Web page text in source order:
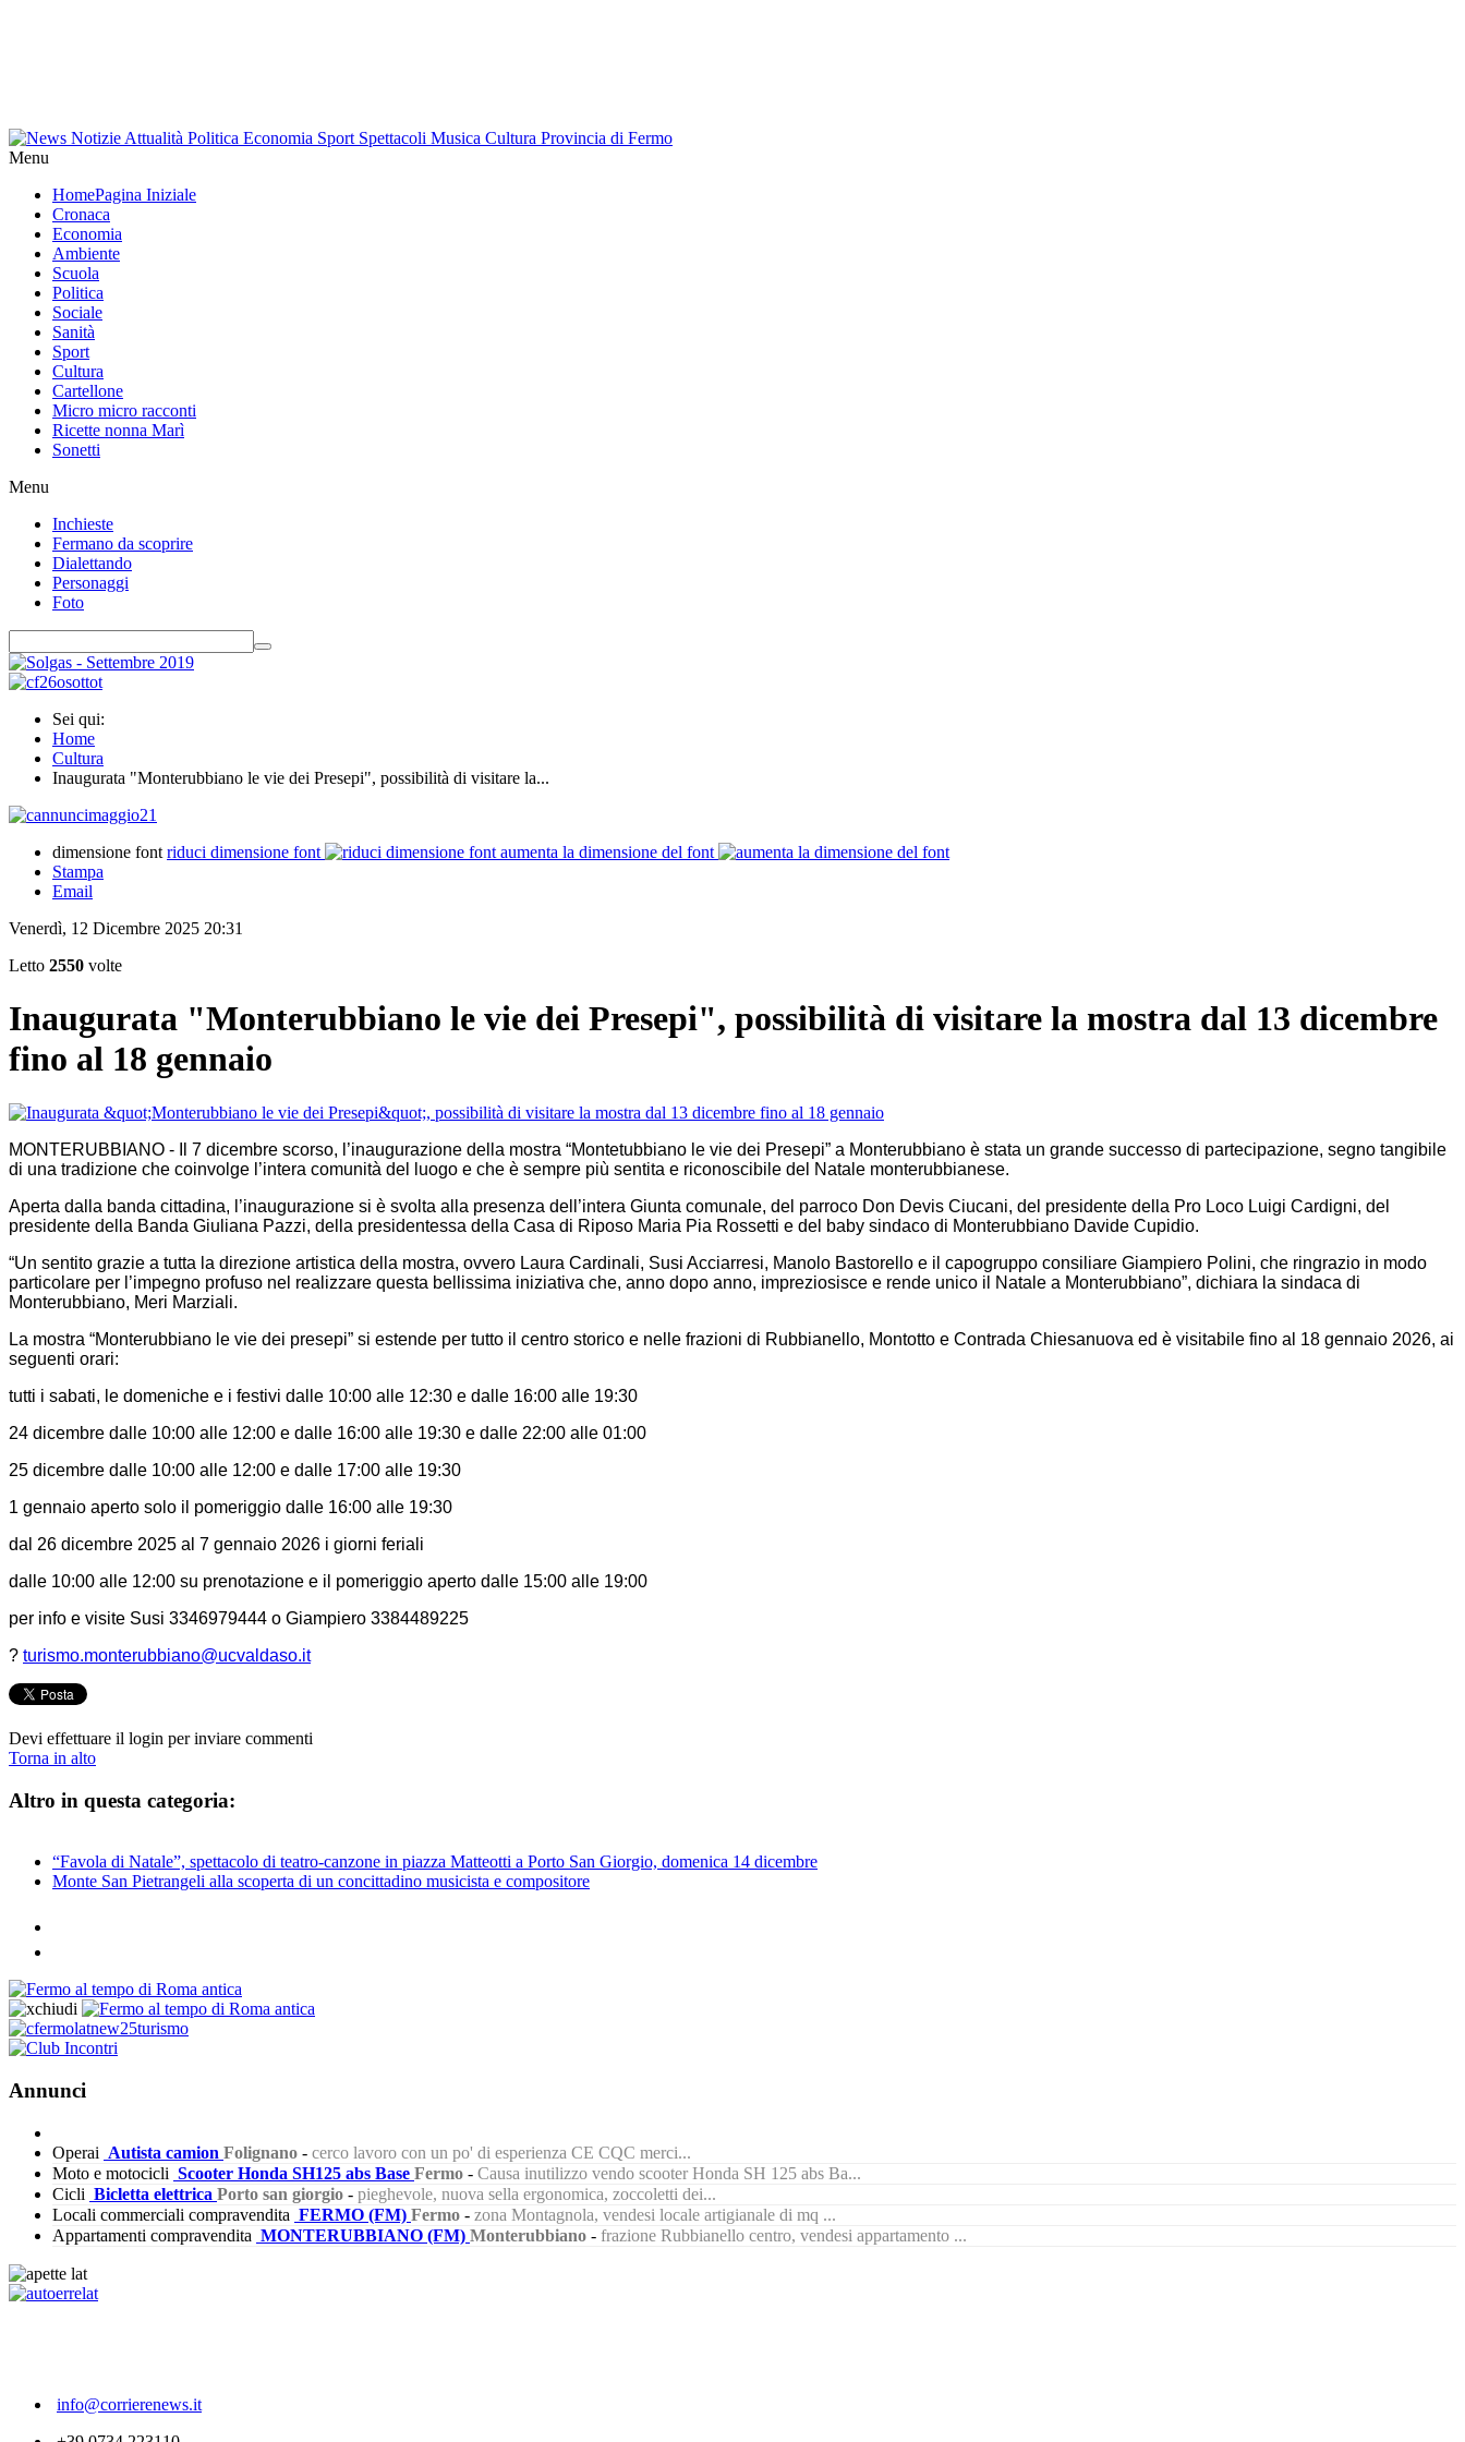
Menu
HomePagina Iniziale
Cronaca
Economia
Ambiente
Scuola
Politica
Sociale
Sanità
Sport
Cultura
Cartellone
Micro micro racconti
Ricette nonna Marì
Sonetti
Menu
Inchieste
Fermano da scoprire
Dialettando
Personaggi
Foto
Sei qui:
Home
Cultura
Inaugurata "Monterubbiano le vie dei Presepi", possibilità di visitare la...
dimensione font riduci dimensione font
aumenta la dimensione del font
Stampa
Email
Venerdì, 12 Dicembre 2025 20:31
Letto 2550 volte
Inaugurata "Monterubbiano le vie dei Presepi", possibilità di visitare la mostra dal 13 dicembre
fino al 18 gennaio
MONTERUBBIANO - Il 7 dicembre scorso, l’inaugurazione della mostra “Montetubbiano le vie dei Presepi” a Monterubbiano è stata un grande successo di partecipazione, segno tangibile
di una tradizione che coinvolge l’intera comunità del luogo e che è sempre più sentita e riconoscibile del Natale monterubbianese.
Aperta dalla banda cittadina, l’inaugurazione si è svolta alla presenza dell’intera Giunta comunale, del parroco Don Devis Ciucani, del presidente della Pro Loco Luigi Cardigni, del
presidente della Banda Giuliana Pazzi, della presidentessa della Casa di Riposo Maria Pia Rossetti e del baby sindaco di Monterubbiano Davide Cupidio.
“Un sentito grazie a tutta la direzione artistica della mostra, ovvero Laura Cardinali, Susi Acciarresi, Manolo Bastorello e il capogruppo consiliare Giampiero Polini, che ringrazio in modo
particolare per l’impegno profuso nel realizzare questa bellissima iniziativa che, anno dopo anno, impreziosisce e rende unico il Natale a Monterubbiano”, dichiara la sindaca di
Monterubbiano, Meri Marziali.
La mostra “Monterubbiano le vie dei presepi” si estende per tutto il centro storico e nelle frazioni di Rubbianello, Montotto e Contrada Chiesanuova ed è visitabile fino al 18 gennaio 2026, ai
seguenti orari:
tutti i sabati, le domeniche e i festivi dalle 10:00 alle 12:30 e dalle 16:00 alle 19:30
24 dicembre dalle 10:00 alle 12:00 e dalle 16:00 alle 19:30 e dalle 22:00 alle 01:00
25 dicembre dalle 10:00 alle 12:00 e dalle 17:00 alle 19:30
1 gennaio aperto solo il pomeriggio dalle 16:00 alle 19:30
dal 26 dicembre 2025 al 7 gennaio 2026 i giorni feriali
dalle 10:00 alle 12:00 su prenotazione e il pomeriggio aperto dalle 15:00 alle 19:00
per info e visite Susi 3346979444 o Giampiero 3384489225
? turismo.monterubbiano@ucvaldaso.it
Devi effettuare il login per inviare commenti
Torna in alto
Altro in questa categoria:
“Favola di Natale”, spettacolo di teatro-canzone in piazza Matteotti a Porto San Giorgio, domenica 14 dicembre
Monte San Pietrangeli alla scoperta di un concittadino musicista e compositore
Annunci
Operai Autista camion Folignano - cerco lavoro con un po' di esperienza CE CQC merci...
Moto e motocicli Scooter Honda SH125 abs Base Fermo - Causa inutilizzo vendo scooter Honda SH 125 abs Ba...
Cicli Bicletta elettrica Porto san giorgio - pieghevole, nuova sella ergonomica, zoccoletti dei...
Locali commerciali compravendita FERMO (FM) Fermo - zona Montagnola, vendesi locale artigianale di mq ...
Appartamenti compravendita MONTERUBBIANO (FM) Monterubbiano - frazione Rubbianello centro, vendesi appartamento ...
info@corrierenews.it